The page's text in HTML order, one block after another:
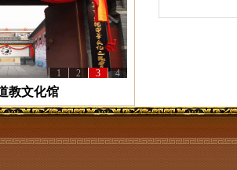
4
3
2
1
教文化馆